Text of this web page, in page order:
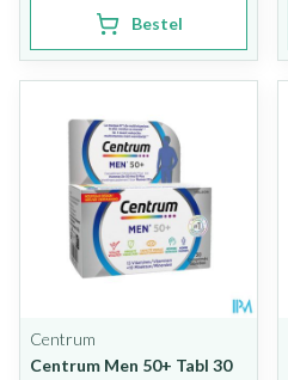
Bestel
Centrum
Centrum Men 50+ Tabl 30